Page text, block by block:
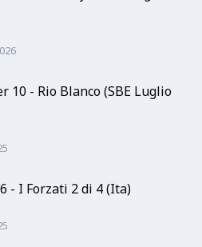
10 - Rio Blanco (SBE Luglio
- I Forzati 2 di 4 (Ita)